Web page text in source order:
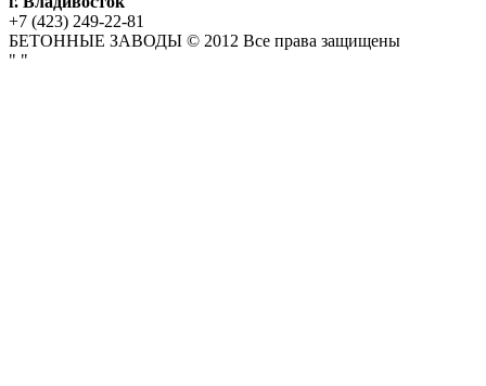
+7 (423) 249-22-81
БЕТОННЫЕ ЗАВОДЫ © 2012 Все права защищены
" "